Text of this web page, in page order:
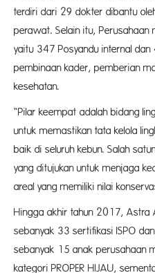
terdiri dari 29 dokter dibantu
perawat. Selain itu,
yaitu 347 Posyandu internal
pembinaan kader, pemberian
kesehatan.
“Pilar keempat adalah bidang
untuk memastikan tata kelola
baik di seluruh kebun. Salah
yang ditujukan untuk menjaga
areal yang memiliki nilai
Hingga akhir tahun 2017, Astra
sebanyak 33 sertifikasi ISPO
sebanyak 15 anak perusahaan
kategori PROPER HIJAU,